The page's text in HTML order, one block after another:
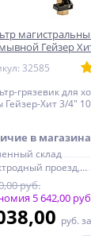
Гейзер
32585
грязевик для
Гейзер-Хит 3/4"
в
склад
Электродный проезд, 6с1
руб.
5 642,00
руб.